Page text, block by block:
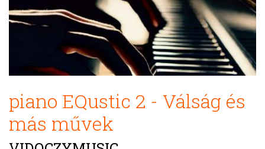
piano EQustic 2 - Válság és
más művek